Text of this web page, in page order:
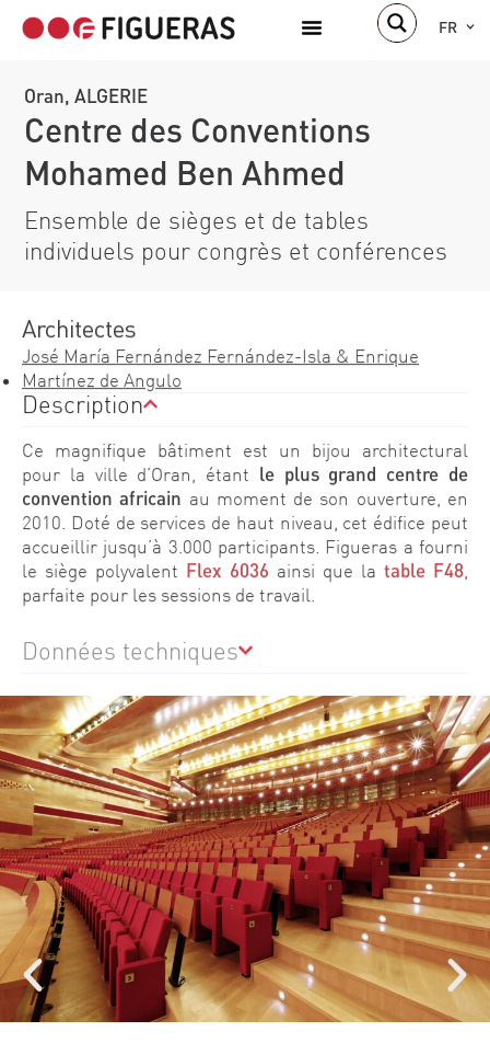
FR
Oran, ALGERIE
Centre des Conventions
Mohamed Ben Ahmed
Ensemble de sièges et de tables
individuels pour congrès et conférences
Architectes
José María Fernández Fernández-Isla & Enrique
Martínez de Angulo
Description
Ce magnifique bâtiment est un bijou architectural
pour la ville d’Oran, étant le plus grand centre de
convention africain au moment de son ouverture, en
2010. Doté de services de haut niveau, cet édifice peut
accueillir jusqu’à 3.000 participants. Figueras a fourni
le siège polyvalent Flex 6036 ainsi que la table F48
parfaite pour les sessions de travail.
Données techniques